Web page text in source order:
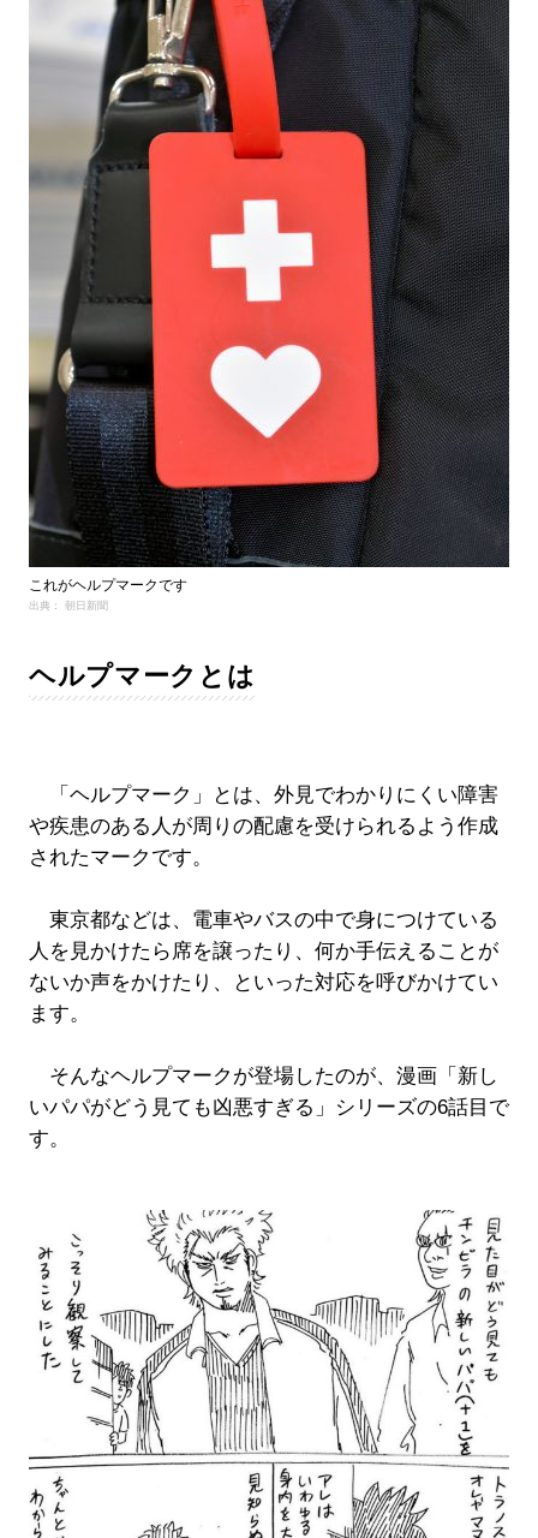
これがヘルプマークです
出典： 朝日新聞
ヘルプマークとは
「ヘルプマーク」とは、外見でわかりにくい障害
や疾患のある人が周りの配慮を受けられるよう作成
されたマークです。
東京都などは、電車やバスの中で身につけている
人を見かけたら席を譲ったり、何か手伝えることが
ないか声をかけたり、といった対応を呼びかけてい
ます。
そんなヘルプマークが登場したのが、漫画「新し
いパパがどう見ても凶悪すぎる」シリーズの6話目で
す。